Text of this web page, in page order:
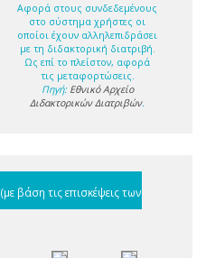
Αφορά στους συνδεδεμένους
στο σύστημα χρήστες οι
οποίοι έχουν αλληλεπιδράσει
με τη διδακτορική διατριβή.
Ως επί το πλείστον, αφορά
τις μεταφορτώσεις.
Πηγή: Εθνικό Αρχείο
Διδακτορικών Διατριβών.
(με βάση τις επισκέψεις των